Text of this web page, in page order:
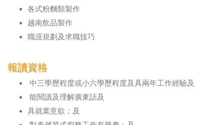
各式粉麵類製作
越南飲品製作
職涯規劃及求職技巧
報讀資格
中三學歷程度或小六學歷程度及具兩年工作經驗及
能閱讀及理解廣東話及
具就業意欲；及